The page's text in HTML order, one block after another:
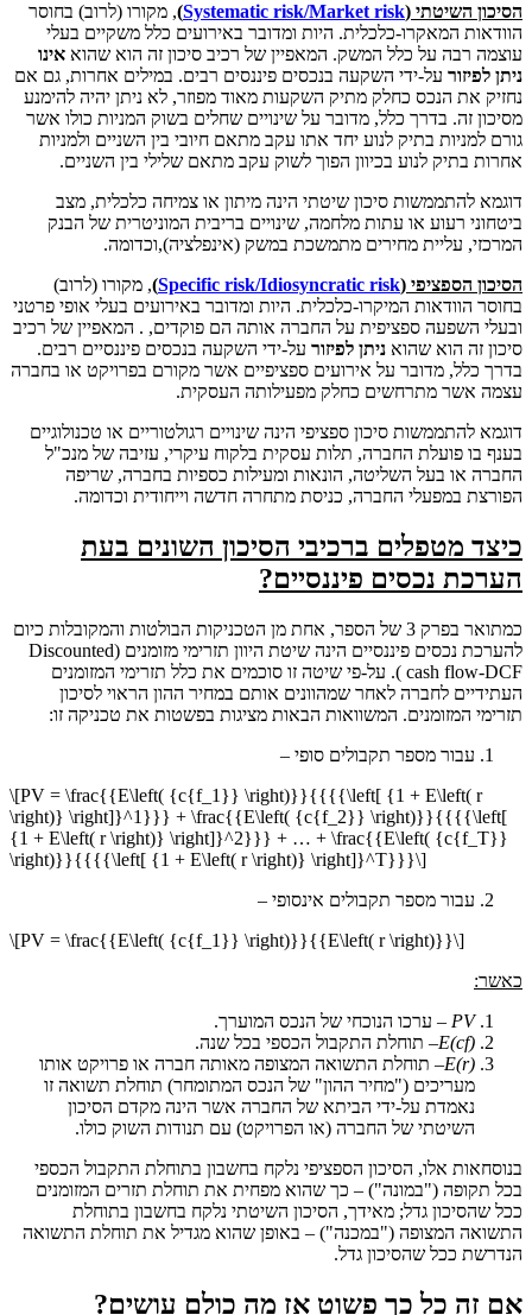
הסיכון השיטתי (Systematic risk/Market risk
), מקורו (לרוב) בחוסר
הוודאות המאקרו-כלכלית. היות ומדובר באירועים כלל משקיים בעלי
עוצמה רבה על כלל המשק. המאפיין של רכיב סיכון זה הוא שהוא אינו
ניתן לפיזור על-ידי השקעה בנכסים פיננסים רבים. במילים אחרות, גם אם
נחזיק את הנכס כחלק מתיק השקעות מאוד מפוזר, לא ניתן יהיה להימנע
מסיכון זה. בדרך כלל, מדובר על שינויים שחלים בשוק המניות כולו אשר
גורם למניות בתיק לנוע יחד אתו עקב מתאם חיובי בין השניים ולמניות
אחרות בתיק לנוע בכיוון הפוך לשוק עקב מתאם שלילי בין השניים.
דוגמא להתממשות סיכון שיטתי הינה מיתון או צמיחה כלכלית, מצב
ביטחוני רעוע או עתות מלחמה, שינויים בריבית המוניטרית של הבנק
המרכזי, עליית מחירים מתמשכת במשק (אינפלציה),וכדומה.
הסיכון הספציפי (Specific risk/Idiosyncratic risk
), מקורו (לרוב)
בחוסר הוודאות המיקרו-כלכלית. היות ומדובר באירועים בעלי אופי פרטני
ובעלי השפעה ספציפית על החברה אותה הם פוקדים, . המאפיין של רכיב
סיכון זה הוא שהוא ניתן לפיזור על-ידי השקעה בנכסים פיננסיים רבים.
בדרך כלל, מדובר על אירועים ספציפיים אשר מקורם בפרויקט או בחברה
עצמה אשר מתרחשים כחלק מפעילותה העסקית.
דוגמא להתממשות סיכון ספציפי הינה שינויים רגולטוריים או טכנולוגיים
בענף בו פועלת החברה, תלות עסקית בלקוח עיקרי, עזיבה של מנכ"ל
החברה או בעל השליטה, הונאות ומעילות כספיות בחברה, שריפה
הפורצת במפעלי החברה, כניסת מתחרה חדשה וייחודית וכדומה.
כיצד מטפלים ברכיבי הסיכון השונים בעת
הערכת נכסים פיננסיים?
כמתואר בפרק 3 של הספר, אחת מן הטכניקות הבולטות והמקובלות כיום
להערכת נכסים פיננסיים הינה שיטת היוון תזרימי מזומנים (Discounted
cash flow-DCF ). על-פי שיטה זו סוכמים את כלל תזרימי המזומנים
העתידיים לחברה לאחר שמהוונים אותם במחיר ההון הראוי לסיכון
תזרימי המזומנים. המשוואות הבאות מציגות בפשטות את טכניקה זו:
עבור מספר תקבולים סופי –
\[PV = \frac{{E\left( {c{f_1}} \right)}}{{{{\left[ {1 + E\left( r
\right)} \right]}^1}}} + \frac{{E\left( {c{f_2}} \right)}}{{{{\left[
{1 + E\left( r \right)} \right]}^2}}} + … + \frac{{E\left( {c{f_T}}
\right)}}{{{{\left[ {1 + E\left( r \right)} \right]}^T}}}\]
עבור מספר תקבולים אינסופי –
\[PV = \frac{{E\left( {c{f_1}} \right)}}{{E\left( r \right)}}\]
כאשר:
PV – ערכו הנוכחי של הנכס המוערך.
E(cf)– תוחלת התקבול הכספי בכל שנה.
E(r)– תוחלת התשואה המצופה מאותה חברה או פרויקט אותו
מעריכים ("מחיר ההון" של הנכס המתומחר) תוחלת תשואה זו
נאמדת על-ידי הביתא של החברה אשר הינה מקדם הסיכון
השיטתי של החברה (או הפרויקט) עם תנודות השוק כולו.
בנוסחאות אלו, הסיכון הספציפי נלקח בחשבון בתוחלת התקבול הכספי
בכל תקופה ("במונה") – כך שהוא מפחית את תוחלת תזרים המזומנים
ככל שהסיכון גדל; מאידך, הסיכון השיטתי נלקח בחשבון בתוחלת
התשואה המצופה ("במכנה") – באופן שהוא מגדיל את תוחלת התשואה
הנדרשת ככל שהסיכון גדל.
אם זה כל כך פשוט אז מה כולם עושים?